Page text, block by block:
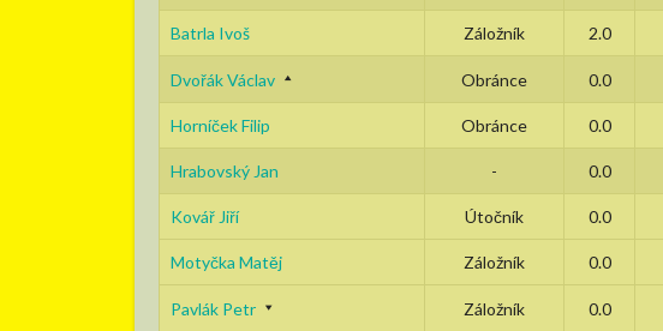
Batrla Ivoš Záložník 2.0
Dvořák Václav Obránce 0.0
Horníček Filip Obránce 0.0
Hrabovský Jan - 0.0
Kovář Jiří Útočník 0.0
Motyčka Matěj Záložník 0.0
Pavlák Petr Záložník 0.0